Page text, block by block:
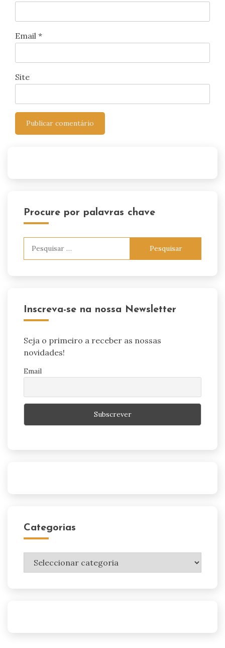
Email *
Site
Procure por palavras chave
Inscreva-se na nossa Newsletter
Seja o primeiro a receber as nossas
novidades!
Email
Categorias
Categorias